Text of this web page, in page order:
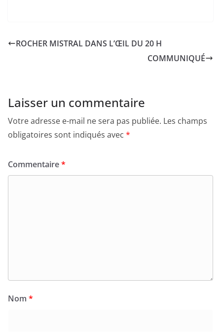
ROCHER MISTRAL DANS L’ŒIL DU 20 H
COMMUNIQUÉ
Laisser un commentaire
Votre adresse e-mail ne sera pas publiée. Les champs
obligatoires sont indiqués avec *
Commentaire*
Nom *